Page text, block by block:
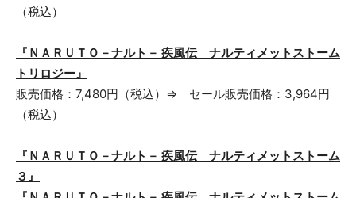
（税込）
『ＮＡＲＵＴＯ－ナルト－ 疾風伝 ナルティメットストーム
トリロジー』
販売価格：7,480円（税込）⇒ セール販売価格：3,964円
（税込）
『ＮＡＲＵＴＯ－ナルト－ 疾風伝 ナルティメットストーム
３』